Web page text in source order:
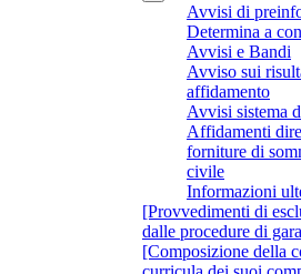
Avvisi di
Determina a
Avvisi e Bandi
Avviso sui
affidamento
Avvisi sistema
Affidamenti
forniture di
civile
Informazioni
[Provvedimenti di
dalle procedure di
[Composizione della